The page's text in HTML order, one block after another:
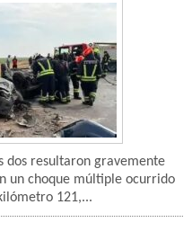
dos resultaron gravemente
un choque múltiple ocurrido
121,...